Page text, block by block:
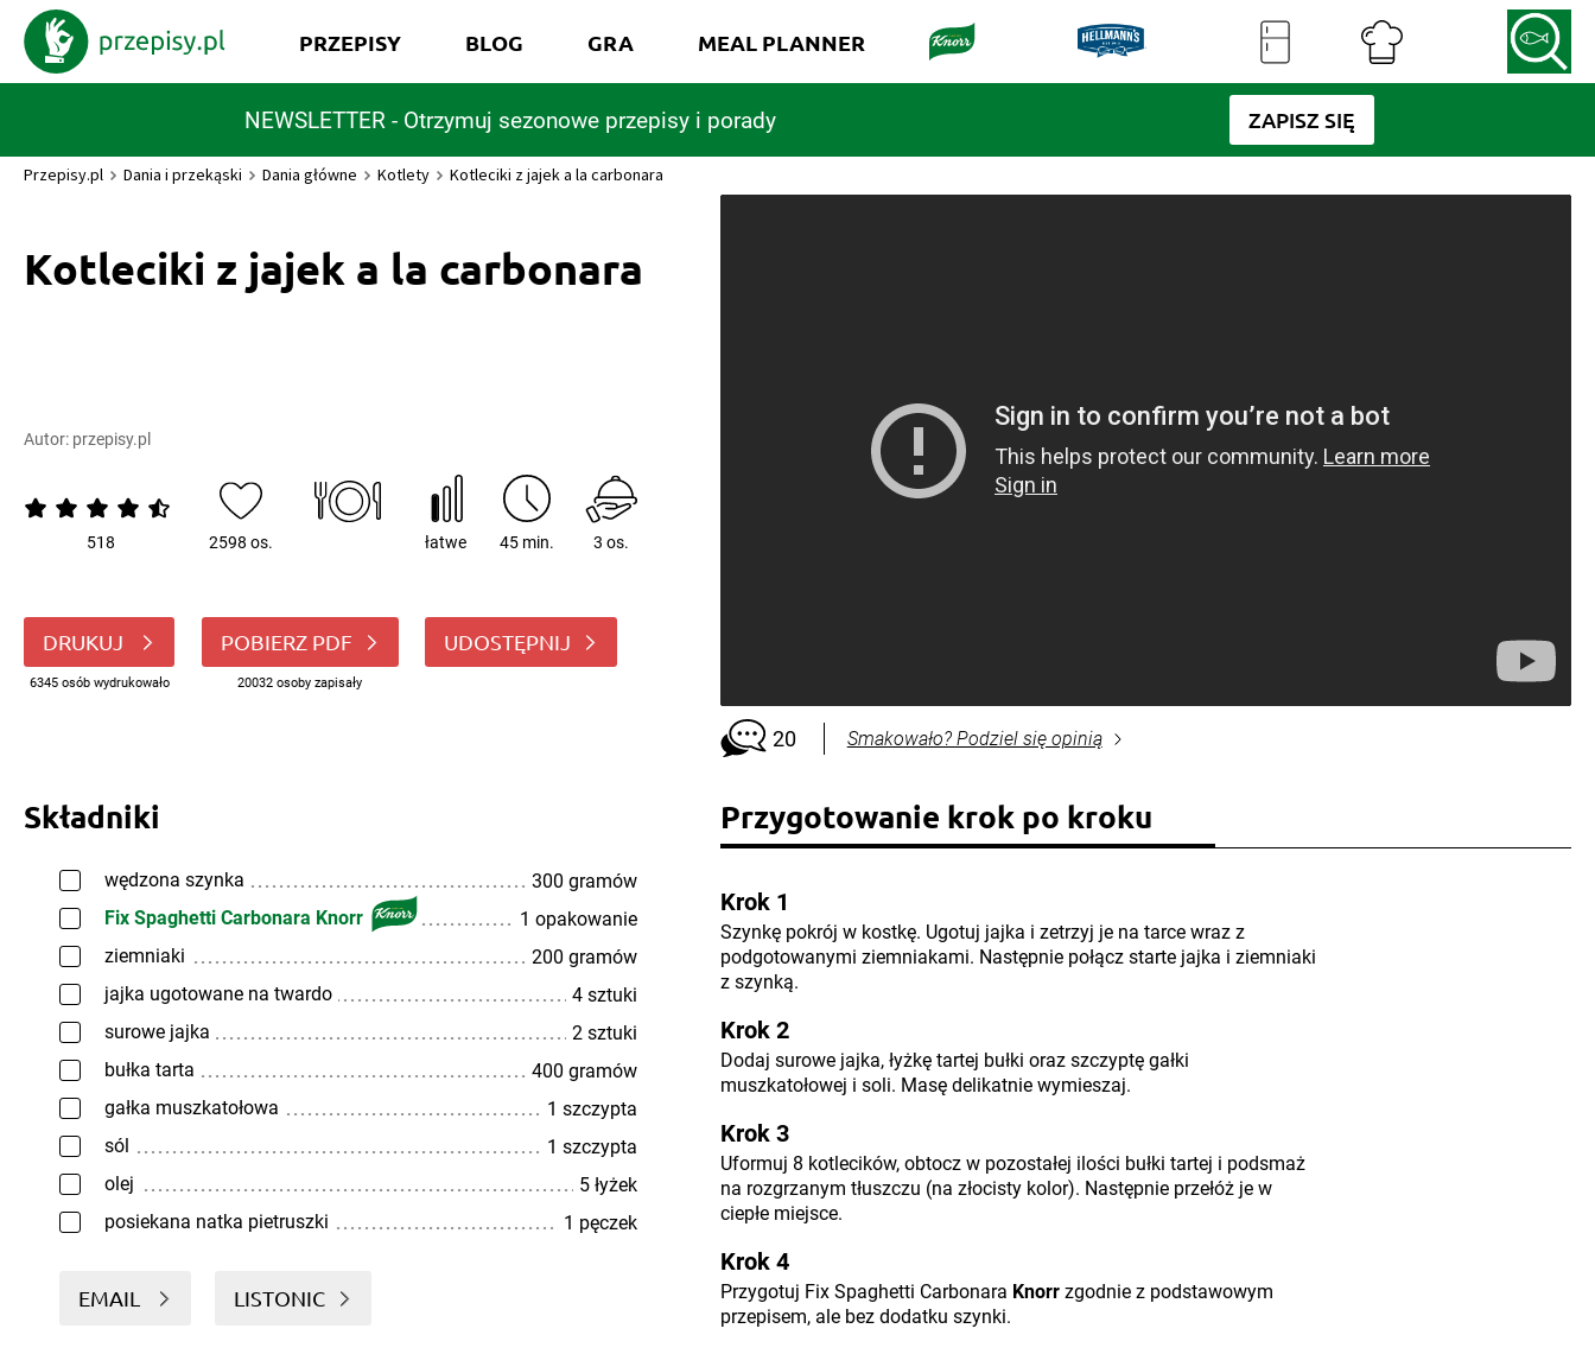
NEWSLETTER - Otrzymuj sezonowe przepisy i porady ZAPISZ SIĘ
PRZEPISY BLOG GRA MEAL PLANNER
Przepisy.pl Dania i przekąski Dania główne Kotlety Kotleciki z jajek a la carbonara
Kotleciki z jajek a la carbonara
Autor: przepisy.pl
518 2598 os. łatwe 45 min. 3 os.
DRUKUJ
6345 osób wydrukowało
POBIERZ PDF
20032 osoby zapisały
UDOSTĘPNIJ
20 Smakowało? Podziel się opinią
Składniki
wędzona szynka
300 gramów
Fix Spaghetti Carbonara Knorr
1 opakowanie
ziemniaki
200 gramów
jajka ugotowane na twardo
4 sztuki
surowe jajka
2 sztuki
bułka tarta
400 gramów
gałka muszkatołowa
1 szczypta
sól
1 szczypta
olej
5 łyżek
posiekana natka pietruszki
1 pęczek
EMAIL LISTONIC
Przygotowanie krok po kroku
Krok 1
Szynkę pokrój w kostkę. Ugotuj jajka i zetrzyj je na tarce wraz z
podgotowanymi ziemniakami. Następnie połącz starte jajka i ziemniaki
z szynką.
Krok 2
Dodaj surowe jajka, łyżkę tartej bułki oraz szczyptę gałki
muszkatołowej i soli. Masę delikatnie wymieszaj.
Krok 3
Uformuj 8 kotlecików, obtocz w pozostałej ilości bułki tartej i podsmaż
na rozgrzanym tłuszczu (na złocisty kolor). Następnie przełóż je w
ciepłe miejsce.
Krok 4
Przygotuj Fix Spaghetti Carbonara Knorrzgodnie z podstawowym
przepisem, ale bez dodatku szynki.